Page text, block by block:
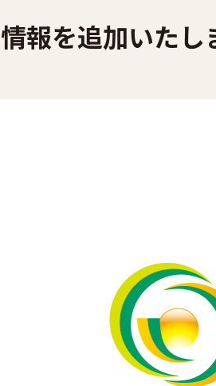
報を追加いたし